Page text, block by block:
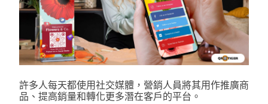
許多人每天都使用社交媒體，營銷人員將其用作推廣商
品、提高銷量和轉化更多潛在客戶的平台。